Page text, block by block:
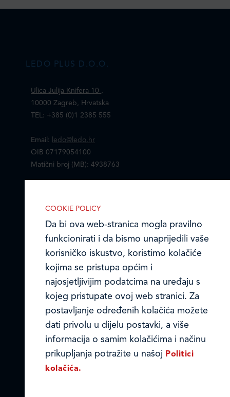
LEDO PLUS D.O.O.
Ulica Julija Knifera 10 ,
10000 Zagreb, Hrvatska
TEL: +385 (0)1 2385 555
Email:
ledo@ledo.hr
OIB 07179054100
Matični broj (MB): 4938763
Ledo u inozemstvu
Online formular
Obavijest o Privatnosti i Kolačići
Privacy notice and Cookies
© LEDO plus d.o.o. 2026.
COOKIE POLICY
Da bi ova web-stranica mogla pravilno
funkcionirati i da bismo unaprijedili vaše
korisničko iskustvo, koristimo kolačiće
kojima se pristupa općim i
najosjetljivijim podatcima na uređaju s
kojeg pristupate ovoj web stranici. Za
postavljanje određenih kolačića možete
dati privolu u dijelu postavki, a više
informacija o samim kolačićima i načinu
prikupljanja potražite u našoj Politici
kolačića.
IZABERITE KOLAČIĆE NA STRANICI
Omogućite ili onemogućite web-
stranici upotrebu funkcionalnih i/ili
reklamnih kolačića opisanih u nastavku: